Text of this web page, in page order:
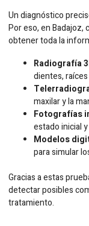
Un diagnóstico
Por eso, en Badajoz,
obtener toda la
Radiografía
dientes,
maxilar y la
Fotografías
estado inicial
Modelos
para simular
Gracias a estas
detectar posibles
tratamiento.